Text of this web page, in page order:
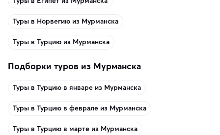
Туры в Норвегию из Мурманска
Туры в Турцию из Мурманска
Подборки туров из Мурманска
Туры в Турцию в январе из Мурманска
Туры в Турцию в феврале из Мурманска
Туры в Турцию в марте из Мурманска